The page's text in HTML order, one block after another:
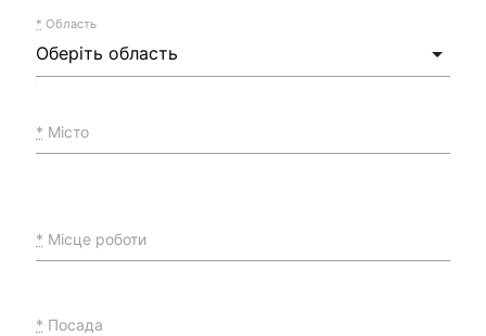
* Область
* Місто
* Місце роботи
* Посада